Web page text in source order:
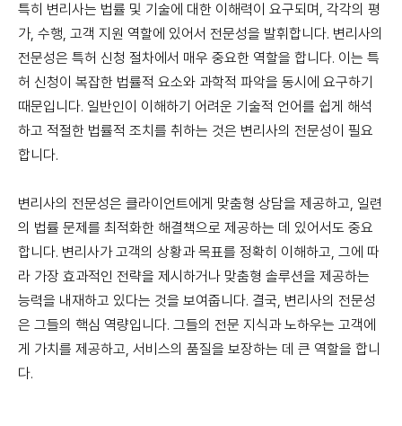
특히 변리사는 법률 및 기술에 대한 이해력이 요구되며, 각각의 평
가, 수행, 고객 지원 역할에 있어서 전문성을 발휘합니다. 변리사의
전문성은 특허 신청 절차에서 매우 중요한 역할을 합니다. 이는 특
허 신청이 복잡한 법률적 요소와 과학적 파악을 동시에 요구하기
때문입니다. 일반인이 이해하기 어려운 기술적 언어를 쉽게 해석
하고 적절한 법률적 조치를 취하는 것은 변리사의 전문성이 필요
합니다.
변리사의 전문성은 클라이언트에게 맞춤형 상담을 제공하고, 일련
의 법률 문제를 최적화한 해결책으로 제공하는 데 있어서도 중요
합니다. 변리사가 고객의 상황과 목표를 정확히 이해하고, 그에 따
라 가장 효과적인 전략을 제시하거나 맞춤형 솔루션을 제공하는
능력을 내재하고 있다는 것을 보여줍니다. 결국, 변리사의 전문성
은 그들의 핵심 역량입니다. 그들의 전문 지식과 노하우는 고객에
게 가치를 제공하고, 서비스의 품질을 보장하는 데 큰 역할을 합니
다.